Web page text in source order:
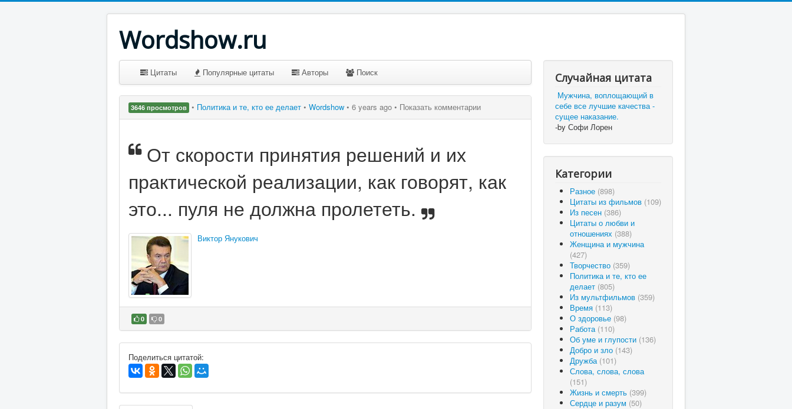
Wordshow.ru
Цитаты Популярные цитаты Авторы Поиск
3646 просмотров • Политика и те, кто ее делает • Wordshow • 6 years ago • Показать комментарии
От скорости принятия решений и их
практической реализации, как говорят, как
это... пуля не должна пролететь.
Виктор Янукович
0 0
В избранное
Поделиться цитатой:
Случайная цитата
Мужчина, воплощающий в
себе все лучшие качества -
сущее наказание.
-by Софи Лорен
Категории
Разное (898)
Цитаты из фильмов (109)
Из песен (386)
Цитаты о любви и
отношениях (388)
Женщина и мужчина
(427)
Творчество (359)
Политика и те, кто ее
делает (805)
Из мультфильмов (359)
Время (113)
О здоровье (98)
Работа (110)
Об уме и глупости (136)
Добро и зло (143)
Дружба (101)
Слова, слова, слова
(151)
Жизнь и смерть (399)
Сердце и разум (50)